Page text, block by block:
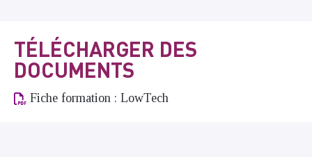
TÉLÉCHARGER DES
DOCUMENTS
Fiche formation : LowTech